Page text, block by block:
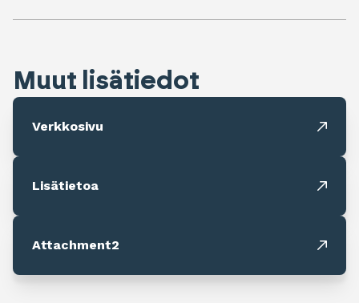
Muut lisätiedot
Verkkosivu
Lisätietoa
Attachment2